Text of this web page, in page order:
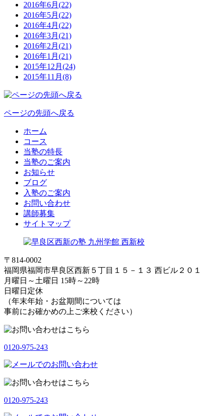
2016年6月(22)
2016年5月(22)
2016年4月(22)
2016年3月(21)
2016年2月(21)
2016年1月(21)
2015年12月(24)
2015年11月(8)
ページの先頭へ戻る
ホーム
コース
当塾の特長
当塾のご案内
お知らせ
ブログ
入塾のご案内
お問い合わせ
講師募集
サイトマップ
〒814-0002
福岡県福岡市早良区西新５丁目１５－１３ 西ビル２０１
月曜日～土曜日 15時～22時
日曜日定休
（年末年始・お盆期間については
事前にお確かめの上ご来校ください）
0120-975-243
0120-975-243